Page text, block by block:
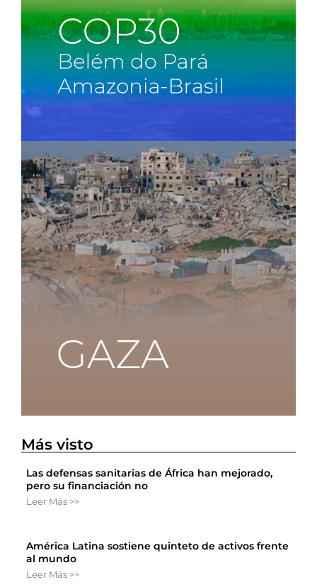
Más visto
Las defensas sanitarias de África han mejorado,
pero su financiación no
Leer Más >>
América Latina sostiene quinteto de activos frente
al mundo
Leer Más >>